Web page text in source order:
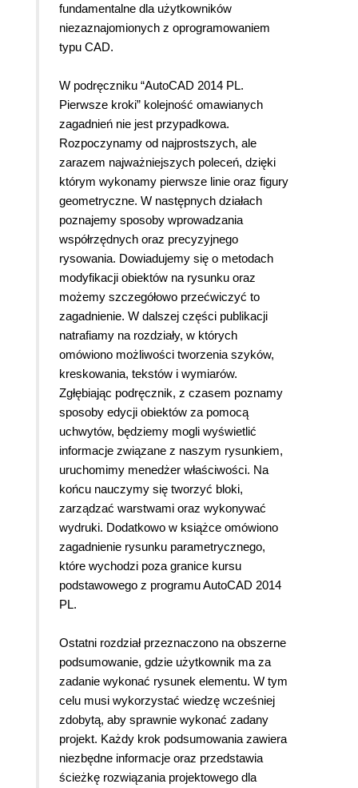
fundamentalne dla użytkowników
niezaznajomionych z oprogramowaniem
typu CAD.
W podręczniku “AutoCAD 2014 PL.
Pierwsze kroki” kolejność omawianych
zagadnień nie jest przypadkowa.
Rozpoczynamy od najprostszych, ale
zarazem najważniejszych poleceń, dzięki
którym wykonamy pierwsze linie oraz figury
geometryczne. W następnych działach
poznajemy sposoby wprowadzania
współrzędnych oraz precyzyjnego
rysowania. Dowiadujemy się o metodach
modyfikacji obiektów na rysunku oraz
możemy szczegółowo przećwiczyć to
zagadnienie. W dalszej części publikacji
natrafiamy na rozdziały, w których
omówiono możliwości tworzenia szyków,
kreskowania, tekstów i wymiarów.
Zgłębiając podręcznik, z czasem poznamy
sposoby edycji obiektów za pomocą
uchwytów, będziemy mogli wyświetlić
informacje związane z naszym rysunkiem,
uruchomimy menedżer właściwości. Na
końcu nauczymy się tworzyć bloki,
zarządzać warstwami oraz wykonywać
wydruki. Dodatkowo w książce omówiono
zagadnienie rysunku parametrycznego,
które wychodzi poza granice kursu
podstawowego z programu AutoCAD 2014
PL.
Ostatni rozdział przeznaczono na obszerne
podsumowanie, gdzie użytkownik ma za
zadanie wykonać rysunek elementu. W tym
celu musi wykorzystać wiedzę wcześniej
zdobytą, aby sprawnie wykonać zadany
projekt. Każdy krok podsumowania zawiera
niezbędne informacje oraz przedstawia
ścieżkę rozwiązania projektowego dla